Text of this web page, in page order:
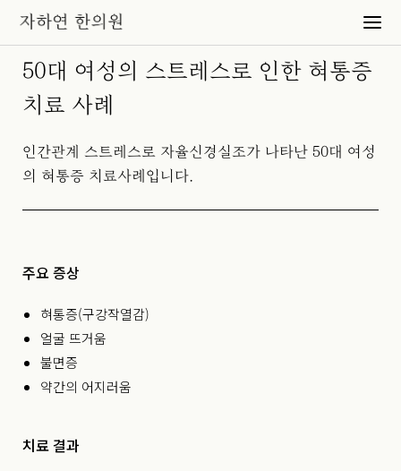
50대 여성의 스트레스로 인한 혀통증
치료 사례
인간관계 스트레스로 자율신경실조가 나타난 50대 여성
의 혀통증 치료사례입니다.
주요 증상
혀통증(구강작열감)
얼굴 뜨거움
불면증
약간의 어지러움
치료 결과